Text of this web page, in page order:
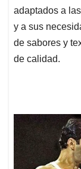
adaptados a
y a sus
de sabores y
de calidad.